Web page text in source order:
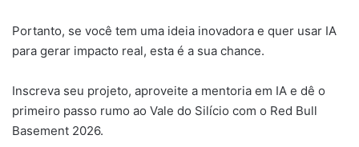
Portanto, se você tem uma ideia inovadora e quer usar IA
para gerar impacto real, esta é a sua chance.
Inscreva seu projeto, aproveite a mentoria em IA e dê o
primeiro passo rumo ao Vale do Silício com o Red Bull
Basement 2026.